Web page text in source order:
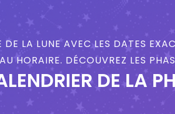
LA LUNE AVEC LES DATES
HORAIRE. DÉCOUVREZ LES
DE LA